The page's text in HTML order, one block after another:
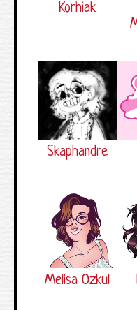
Korhiak
Skaphandre
Melisa Ozkul